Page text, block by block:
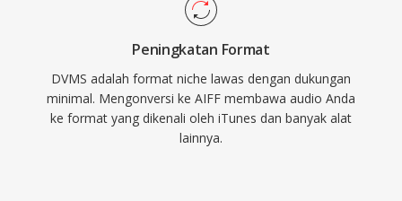
Peningkatan Format
DVMS adalah format niche lawas dengan dukungan
minimal. Mengonversi ke AIFF membawa audio Anda
ke format yang dikenali oleh iTunes dan banyak alat
lainnya.